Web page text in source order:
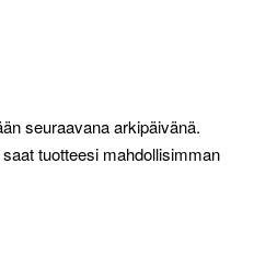
seuraavana arkipäivänä.
tuotteesi mahdollisimman